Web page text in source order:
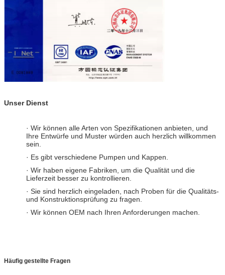
Unser Dienst
· Wir können alle Arten von Spezifikationen anbieten, und
Ihre Entwürfe und Muster würden auch herzlich willkommen
sein.
· Es gibt verschiedene Pumpen und Kappen.
· Wir haben eigene Fabriken, um die Qualität und die
Lieferzeit besser zu kontrollieren.
· Sie sind herzlich eingeladen, nach Proben für die Qualitäts-
und Konstruktionsprüfung zu fragen.
· Wir können OEM nach Ihren Anforderungen machen.
Häufig gestellte Fragen